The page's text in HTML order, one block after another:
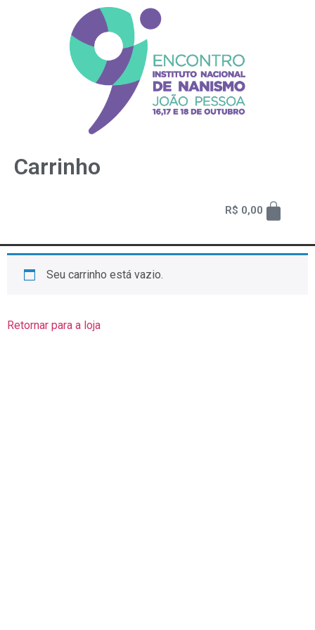
Carrinho
R$ 0,00
Seu carrinho está vazio.
Retornar para a loja